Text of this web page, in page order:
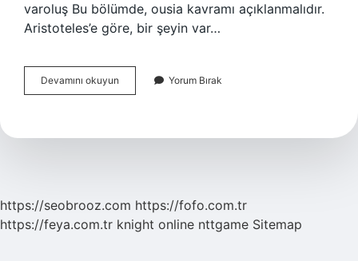
varoluş Bu bölümde, ousia kavramı açıklanmalıdır.
Aristoteles’e göre, bir şeyin var…
Devamını okuyun Aristoteles
E
Bilginin
Yorum Bırak
https://seobrooz.com https://fofo.com.tr
https://feya.com.tr knight online nttgame Sitemap